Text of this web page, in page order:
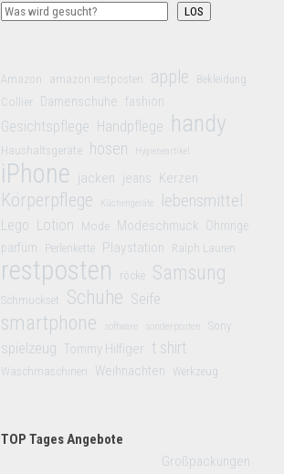
LOS
Amazon amazon restposten apple Bekleidung
Collier Damenschuhe fashion
Gesichtspflege Handpflege handy
Haushaltsgeräte hosen Hygieneartikel
iPhone jacken jeans Kerzen
Körperpflege Küchengeräte lebensmittel
Lego Lotion Mode Modeschmuck Ohrringe
parfüm
Perlenkette Playstation Ralph Lauren
restposten röcke Samsung
Schmuckset Schuhe Seife
smartphone software sonderposten Sony
spielzeug Tommy Hilfiger t shirt
Waschmaschinen Weihnachten Werkzeug
TOP Tages Angebote
Großpackungen